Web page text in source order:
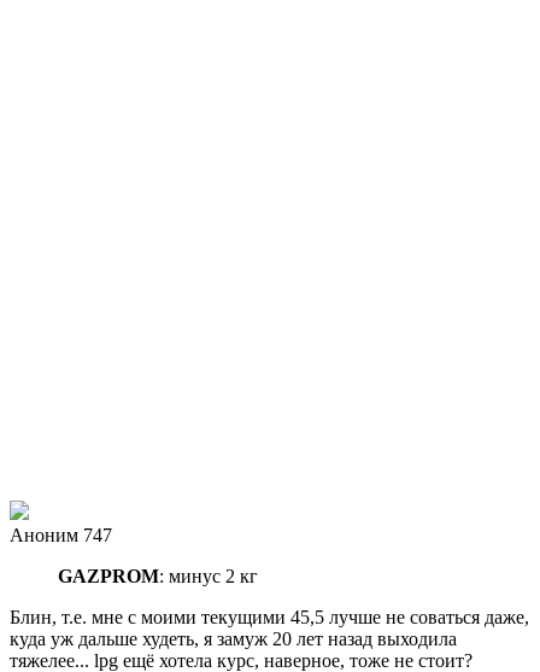
Аноним 747
GAZPROM: минус 2 кг
Блин, т.е. мне с моими текущими 45,5 лучше не соваться даже,
куда уж дальше худеть, я замуж 20 лет назад выходила
тяжелее... lpg ещё хотела курс, наверное, тоже не стоит?